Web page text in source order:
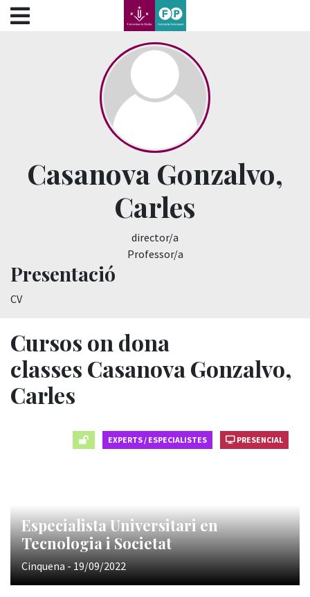
???label.access.jump.content???
???label.access.jump.header???
???label.access.jump.footer???
???label.access.jump.menu???
Casanova Gonzalvo,
Carles
director/a
Professor/a
Presentació
CV
Cursos on dona
classes Casanova Gonzalvo,
Carles
EXPERTS / ESPECIALISTES PRESENCIAL
Especialista Universitari en
Tecnologia i Societat
Cinquena - 19/09/2022